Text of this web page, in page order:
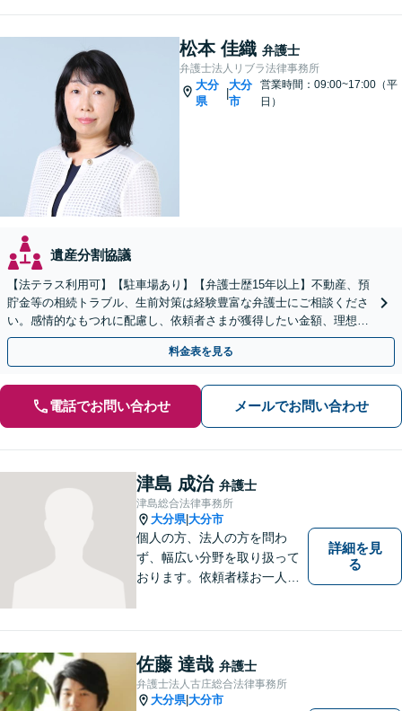
松本 佳織 弁護士
弁護士法人リブラ法律事務所
大分
県
|
大分
市
営業時間：09:00~17:00（平
日）
遺産分割協議
【法テラス利用可】【駐車場あり】【弁護士歴15年以上】不動産、預
貯金等の相続トラブル、生前対策は経験豊富な弁護士にご相談くださ
い。感情的なもつれに配慮し、依頼者さまが獲得したい金額、理想の
条件で解決ができるよう、丁寧に対応します【完全個室】
料金表を見る
電話でお問い合わせ メールでお問い合わせ
津島 成治 弁護士
津島総合法律事務所
大分県|大分市
個人の方、法人の方を問わ
ず、幅広い分野を取り扱って
おります。依頼者様お一人お
させていただきます。法律問
題でお困りの方はぜひご相談
ください。
詳細を見
る
佐藤 達哉 弁護士
弁護士法人古庄総合法律事務所
大分県|大分市